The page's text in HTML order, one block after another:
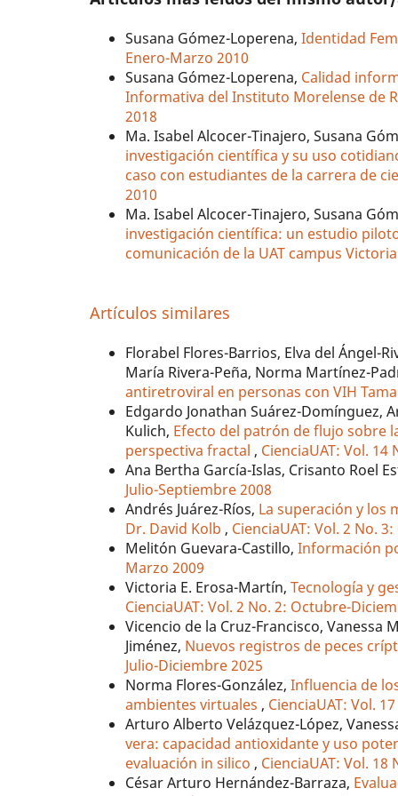
Susana Gómez-Loperena,Identidad
Enero-Marzo 2010
Susana Gómez-Loperena, Calidad
Informativa del Instituto Morelense de
2018
Ma. Isabel Alcocer-Tinajero, Susana
investigación científica y su uso
caso con estudiantes de la carrera de
2010
Ma. Isabel Alcocer-Tinajero, Susana
investigación científica: un estudio
comunicación de la UAT campus Victoria
Artículos similares
Florabel Flores-Barrios, Elva del Ángel-
María Rivera-Peña, Norma Martínez-
antiretroviral en personas con VIH
Edgardo Jonathan Suárez-Domínguez,
Kulich, Efecto del patrón de flujo sobre
perspectiva fractal , CienciaUAT: Vol. 14
Ana Bertha García-Islas, Crisanto Roel
Julio-Septiembre 2008
Andrés Juárez-Ríos, La superación y los
Dr. David Kolb , CienciaUAT: Vol. 2 No.
Melitón Guevara-Castillo,Información
Marzo 2009
Victoria E. Erosa-Martín,Tecnología y
CienciaUAT: Vol. 2 No. 2: Octubre-
Vicencio de la Cruz-Francisco, Vanessa
Jiménez, Nuevos registros de peces
Julio-Diciembre 2025
Norma Flores-González,Influencia de
ambientes virtuales , CienciaUAT: Vol.
Arturo Alberto Velázquez-López,
vera: capacidad antioxidante y uso
evaluación in silico , CienciaUAT: Vol. 18
César Arturo Hernández-Barraza,